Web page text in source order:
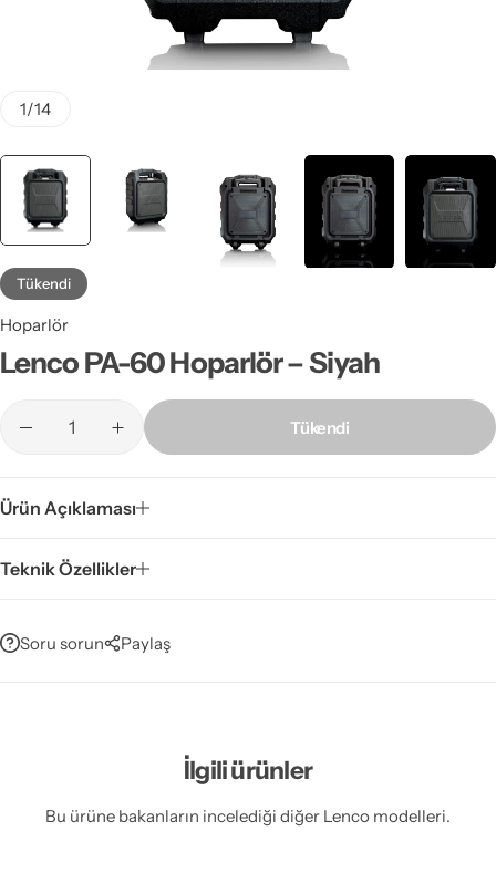
1/14
Tükendi
Hoparlör
Lenco PA-60 Hoparlör – Siyah
Tükendi
Ürün Açıklaması
Teknik Özellikler
Soru sorun Paylaş
İlgili ürünler
Bu ürüne bakanların incelediği diğer Lenco modelleri.